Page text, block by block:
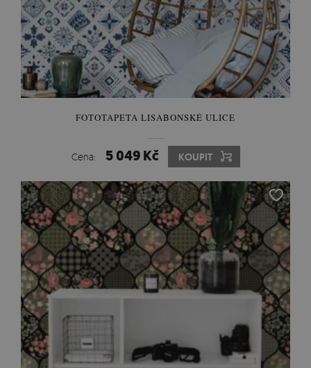
FOTOTAPETA LISABONSKÉ ULICE
Cena: 5 049 Kč KOUPIT